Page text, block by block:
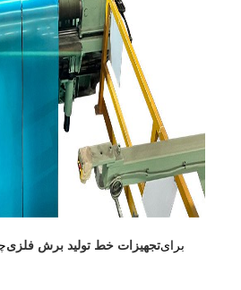
برایتجهیزات خط تولید برش فلزی